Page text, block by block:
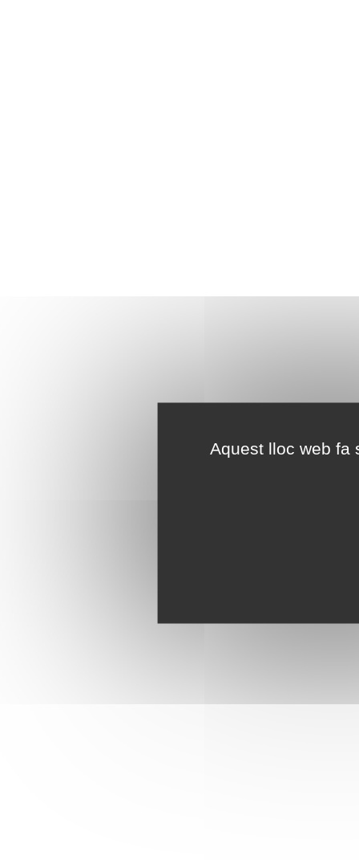
Aquest lloc web fa